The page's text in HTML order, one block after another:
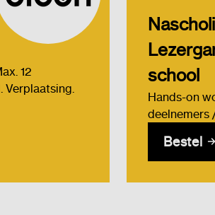
12
Verplaatsing.
school
Hands-on
deelnemers
Bestel